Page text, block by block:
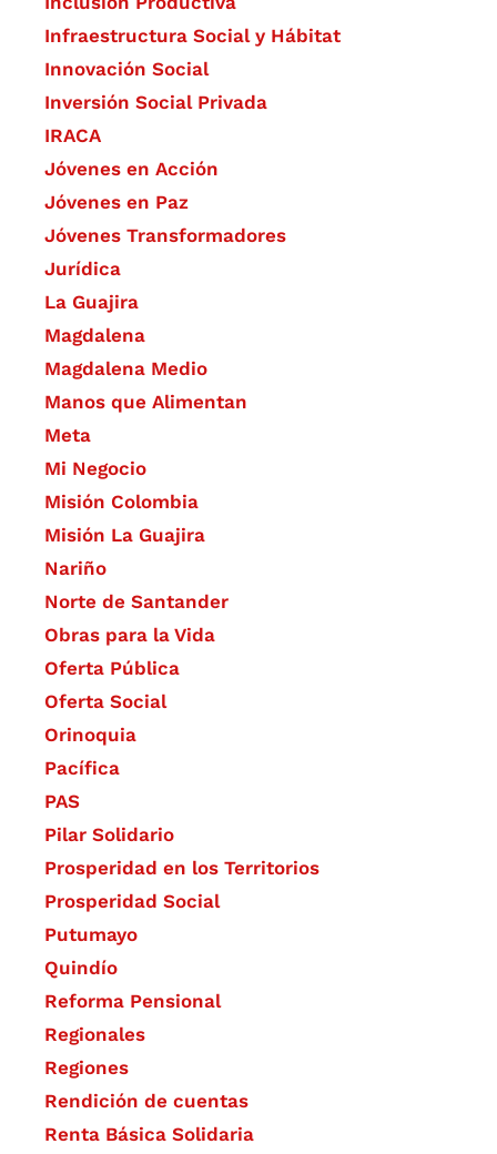
Infraestructura Social y Hábitat
​Innovación Social
Inversión Social Privada
IRACA
Jóvenes en Acción
Jóvenes en Paz
Jóvenes Transformadores
Jurídica
La Guajira
Magdalena
Magdalena Medio
Manos que Alimentan
Meta
Mi Negocio
Misión Colombia
Misión La Guajira
Nariño
Norte de Santander
Obras para la Vida
Oferta Pública
Oferta Social​​
Orinoquia
Pacífica
PAS
Pilar Solidario
Prosperidad en los Territorios
Prosperidad Social
Putumayo
Quindío
Reforma Pensional
Regionales
Regiones
Rendición de cuentas
Renta Básica Solidaria